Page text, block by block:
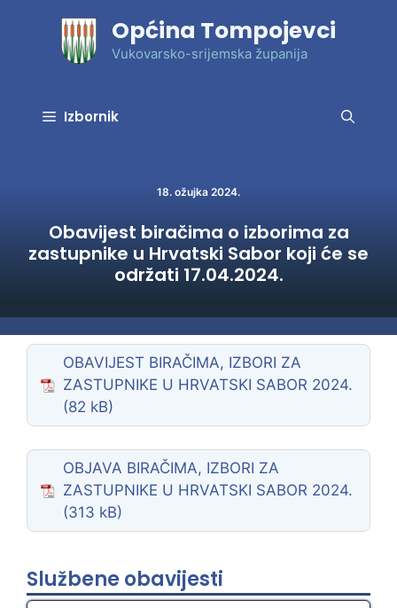
Općina Tompojevci
Vukovarsko-srijemska županija
Izbornik
18. ožujka 2024.
Obavijest biračima o izborima za
zastupnike u Hrvatski Sabor koji će se
održati 17.04.2024.
OBAVIJEST BIRAČIMA, IZBORI ZA
ZASTUPNIKE U HRVATSKI SABOR 2024.
OBJAVA BIRAČIMA, IZBORI ZA
ZASTUPNIKE U HRVATSKI SABOR 2024.
Službene obavijesti